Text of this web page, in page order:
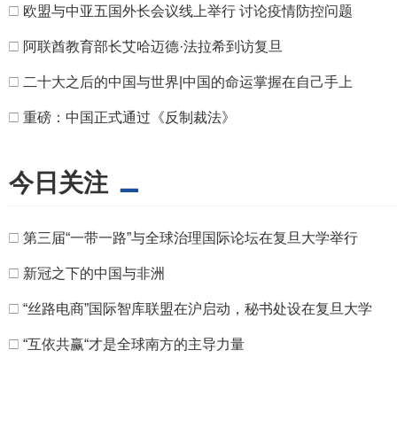
□ 欧盟与中亚五国外长会议线上举行 讨论疫情防控问题
□ 阿联酋教育部长艾哈迈德·法拉希到访复旦
□ 二十大之后的中国与世界|中国的命运掌握在自己手上
□ 重磅：中国正式通过《反制裁法》
今日关注
□ 第三届“一带一路”与全球治理国际论坛在复旦大学举行
□ 新冠之下的中国与非洲
□ “丝路电商”国际智库联盟在沪启动，秘书处设在复旦大学
□ “互依共赢“才是全球南方的主导力量